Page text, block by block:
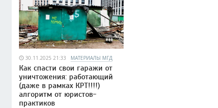
30.11.2025 21:33 МАТЕРИАЛЫ МГД
Как спасти свои гаражи от
уничтожения: работающий
(даже в рамках КРТ!!!!)
алгоритм от юристов-
практиков